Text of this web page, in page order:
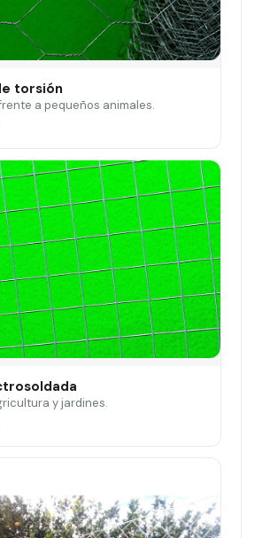
torsión
a pequeños animales.
y jardines.